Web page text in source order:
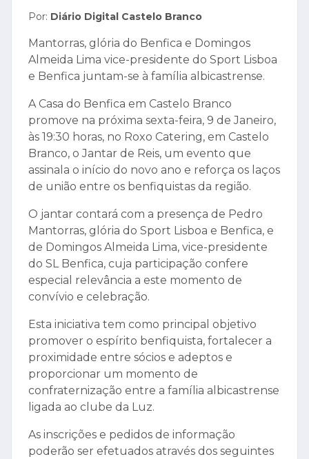
Por: Diário Digital Castelo Branco
Mantorras, glória do Benfica e Domingos
Almeida Lima vice-presidente do Sport Lisboa
e Benfica juntam-se à família albicastrense.
A Casa do Benfica em Castelo Branco
promove na próxima sexta-feira, 9 de Janeiro,
às 19:30 horas, no Roxo Catering, em Castelo
Branco, o Jantar de Reis, um evento que
assinala o início do novo ano e reforça os laços
de união entre os benfiquistas da região.
O jantar contará com a presença de Pedro
Mantorras, glória do Sport Lisboa e Benfica, e
de Domingos Almeida Lima, vice-presidente
do SL Benfica, cuja participação confere
especial relevância a este momento de
convívio e celebração.
Esta iniciativa tem como principal objetivo
promover o espírito benfiquista, fortalecer a
proximidade entre sócios e adeptos e
proporcionar um momento de
confraternização entre a família albicastrense
ligada ao clube da Luz.
As inscrições e pedidos de informação
poderão ser efetuados através dos seguintes